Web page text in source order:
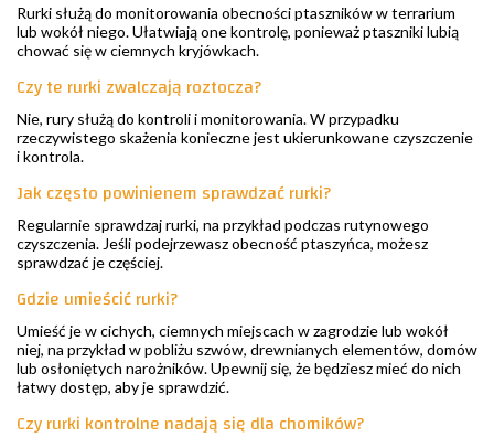
Rurki służą do monitorowania obecności ptaszników w terrarium
lub wokół niego. Ułatwiają one kontrolę, ponieważ ptaszniki lubią
chować się w ciemnych kryjówkach.
Czy te rurki zwalczają roztocza?
Nie, rury służą do kontroli i monitorowania. W przypadku
rzeczywistego skażenia konieczne jest ukierunkowane czyszczenie
i kontrola.
Jak często powinienem sprawdzać rurki?
Regularnie sprawdzaj rurki, na przykład podczas rutynowego
czyszczenia. Jeśli podejrzewasz obecność ptaszyńca, możesz
sprawdzać je częściej.
Gdzie umieścić rurki?
Umieść je w cichych, ciemnych miejscach w zagrodzie lub wokół
niej, na przykład w pobliżu szwów, drewnianych elementów, domów
lub osłoniętych narożników. Upewnij się, że będziesz mieć do nich
łatwy dostęp, aby je sprawdzić.
Czy rurki kontrolne nadają się dla chomików?